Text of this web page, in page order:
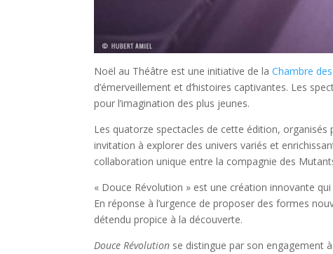
Noël au Théâtre est une initiative de laChambre
d’émerveillement et d’histoires captivantes. Les
pour l’imagination des plus jeunes.
Les quatorze spectacles de cette édition,
invitation à explorer des univers variés et
collaboration unique entre la compagnie des
« Douce Révolution » est une création innovante
En réponse à l’urgence de proposer des formes
détendu propice à la découverte.
Douce Révolution se distingue par son engagement